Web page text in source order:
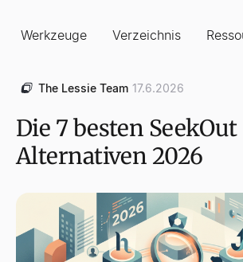
Werkzeuge Verzeichnis
The Lessie Team 17.6.2026
Die 7 besten SeekOut
Alternativen 2026